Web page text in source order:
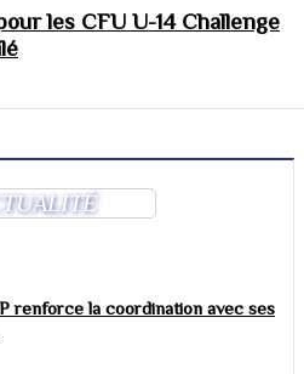
les CFU U-14 Challenge
renforce la coordination avec ses